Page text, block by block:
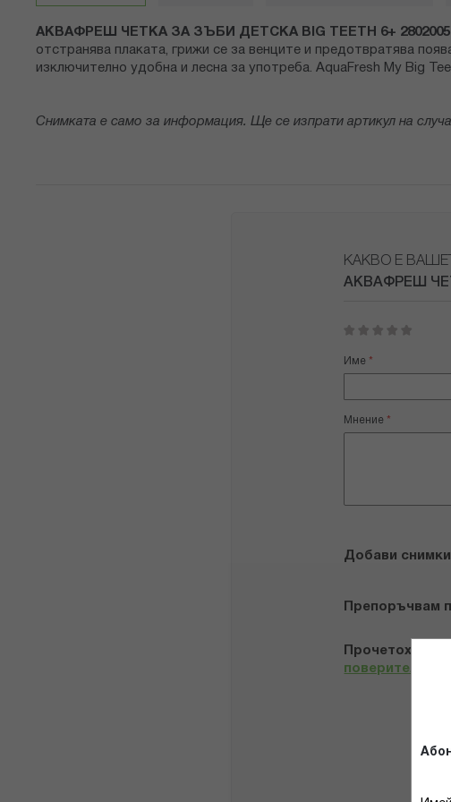
АКВАФРЕШ ЧЕТКА ЗА ЗЪБИ ДЕТСКА BIG TEETH 6+
отстранява плаката, грижи се за венците и предотвратява
изключително удобна и лесна за употреба. AquaFresh My Big
Снимката е само за информация. Ще се изпрати артикул на
КАКВО Е
АКВАФРЕШ
star
stars
stars
stars
stars
Име
Мнение
Добави снимки
Препоръчвам
Прочетох и се
поверителност